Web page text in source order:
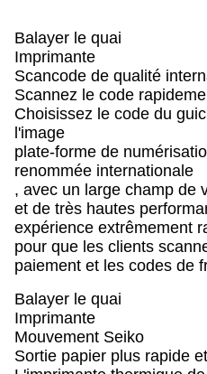
Balayer le quai
Imprimante
Scancode de qualité
Scannez le code
Choisissez le code du
l'image
plate-forme de
renommée internationale
, avec un large champ de
et de très hautes
expérience extrêmement
pour que les clients
paiement et les codes de
Balayer le quai
Imprimante
Mouvement Seiko
Sortie papier plus rapide